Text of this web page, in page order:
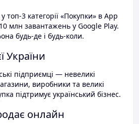
топ-3 категорії «Покупки» в App
млн завантажень у Google Play.
будь-де і будь-коли.
України
підприємці — невеликі
виробники та великі
підтримує український бізнес.
онлайн